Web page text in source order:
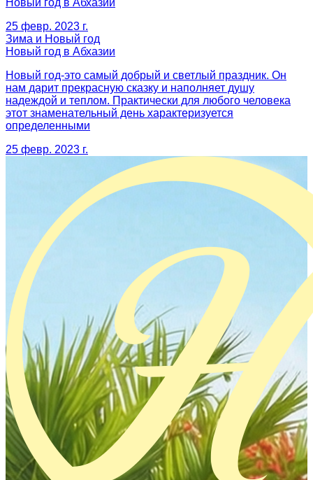
25 февр. 2023 г.
Зима и Новый год
Новый год в Абхазии
Новый год-это самый добрый и светлый праздник. Он
нам дарит прекрасную сказку и наполняет душу
надеждой и теплом. Практически для любого человека
этот знаменательный день характеризуется
определенными
25 февр. 2023 г.